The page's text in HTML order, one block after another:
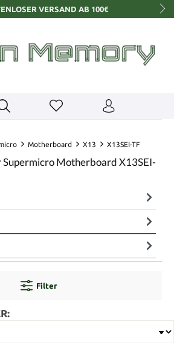
VERSAND AB 100€
Motherboard X13 X13SEI-TF
Motherboard X13SEI-
Filter